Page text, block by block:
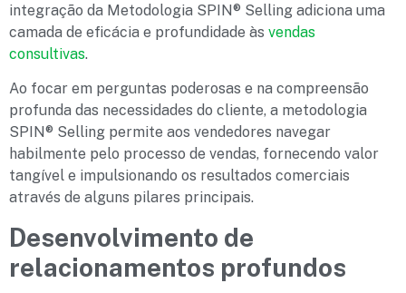
integração da Metodologia SPIN® Selling adiciona uma
camada de eficácia e profundidade às vendas
consultivas.
Ao focar em perguntas poderosas e na compreensão
profunda das necessidades do cliente, a metodologia
SPIN® Selling permite aos vendedores navegar
habilmente pelo processo de vendas, fornecendo valor
tangível e impulsionando os resultados comerciais
através de alguns pilares principais.
Desenvolvimento de
relacionamentos profundos